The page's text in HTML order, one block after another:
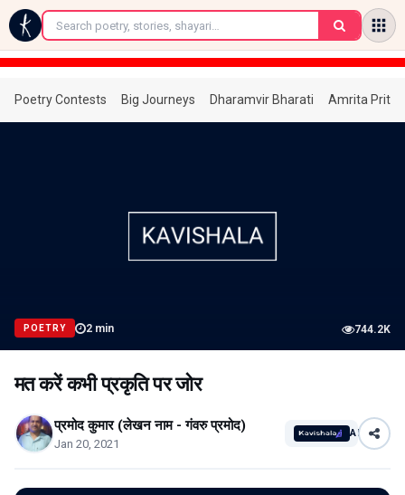
←
Poetry Contests Big Journeys Dharamvir Bharati Amrita
POETRY 2 min 744.2K
मत करें कभी प्रकृति पर जोर
प्रमोद कुमार (लेखन नाम - गंवरु प्रमोद)
Jan 20, 2021
AI